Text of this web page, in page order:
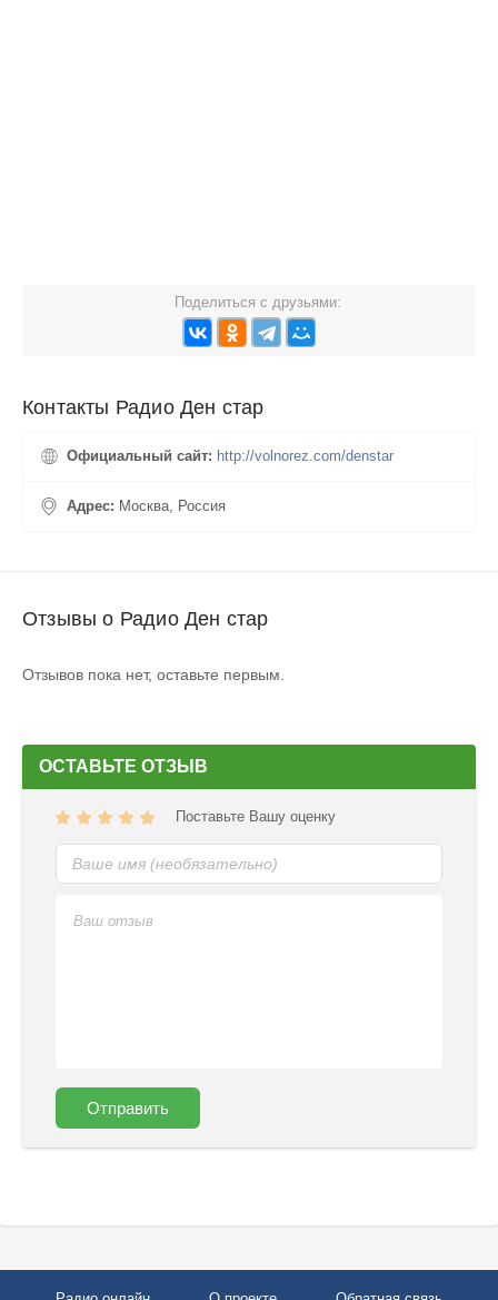
Поделиться с друзьями:
Контакты Радио Ден стар
Официальный сайт: http://volnorez.com/denstar
Адрес: Москва, Россия
Отзывы о Радио Ден стар
Отзывов пока нет, оставьте первым.
ОСТАВЬТЕ ОТЗЫВ
Поставьте Вашу оценку
Отправить